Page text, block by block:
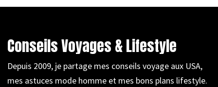
Conseils Voyages & Lifestyle
Depuis 2009, je partage mes conseils voyage aux USA,
mes astuces mode homme et mes bons plans lifestyle.